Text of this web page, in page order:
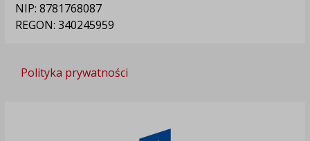
NIP: 8781768087
REGON: 340245959
Polityka prywatności